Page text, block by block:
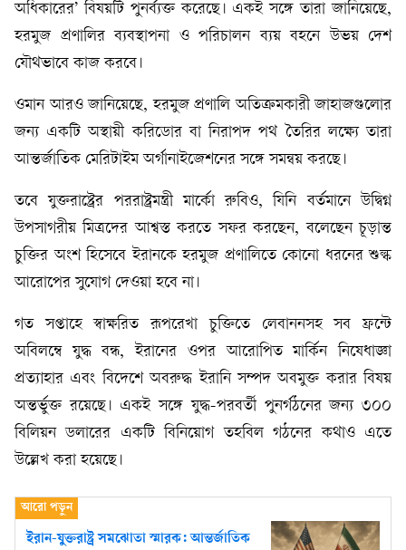
অধিকারের’ বিষয়টি পুনর্ব্যক্ত করেছে। একই সঙ্গে তারা জানিয়েছে,
হরমুজ প্রণালির ব্যবস্থাপনা ও পরিচালন ব্যয় বহনে উভয় দেশ
যৌথভাবে কাজ করবে।
ওমান আরও জানিয়েছে, হরমুজ প্রণালি অতিক্রমকারী জাহাজগুলোর
জন্য একটি অস্থায়ী করিডোর বা নিরাপদ পথ তৈরির লক্ষ্যে তারা
আন্তর্জাতিক মেরিটাইম অর্গানাইজেশনের সঙ্গে সমন্বয় করছে।
তবে যুক্তরাষ্ট্রের পররাষ্ট্রমন্ত্রী মার্কো রুবিও, যিনি বর্তমানে উদ্বিগ্ন
উপসাগরীয় মিত্রদের আশ্বস্ত করতে সফর করছেন, বলেছেন চূড়ান্ত
চুক্তির অংশ হিসেবে ইরানকে হরমুজ প্রণালিতে কোনো ধরনের শুল্ক
আরোপের সুযোগ দেওয়া হবে না।
গত সপ্তাহে স্বাক্ষরিত রূপরেখা চুক্তিতে লেবাননসহ সব ফ্রন্টে
অবিলম্বে যুদ্ধ বন্ধ, ইরানের ওপর আরোপিত মার্কিন নিষেধাজ্ঞা
প্রত্যাহার এবং বিদেশে অবরুদ্ধ ইরানি সম্পদ অবমুক্ত করার বিষয়
অন্তর্ভুক্ত রয়েছে। একই সঙ্গে যুদ্ধ-পরবর্তী পুনর্গঠনের জন্য ৩০০
বিলিয়ন ডলারের একটি বিনিয়োগ তহবিল গঠনের কথাও এতে
উল্লেখ করা হয়েছে।
ইরান-যুক্তরাষ্ট্র সমঝোতা স্মারক: আন্তর্জাতিক